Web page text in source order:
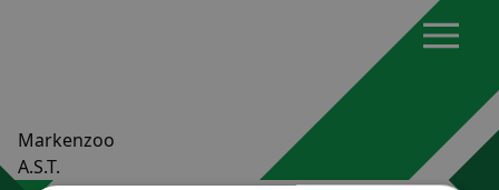
Markenzoo
A.S.T.